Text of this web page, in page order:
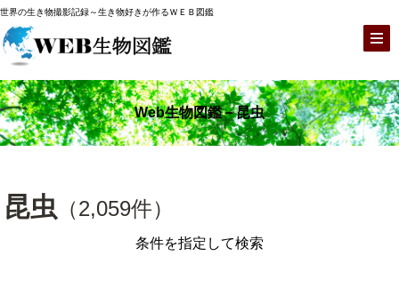
世界の生き物撮影記録～生き物好きが作るＷＥＢ図鑑
Web生物図鑑－昆虫
昆虫 （2,059件）
条件を指定して検索